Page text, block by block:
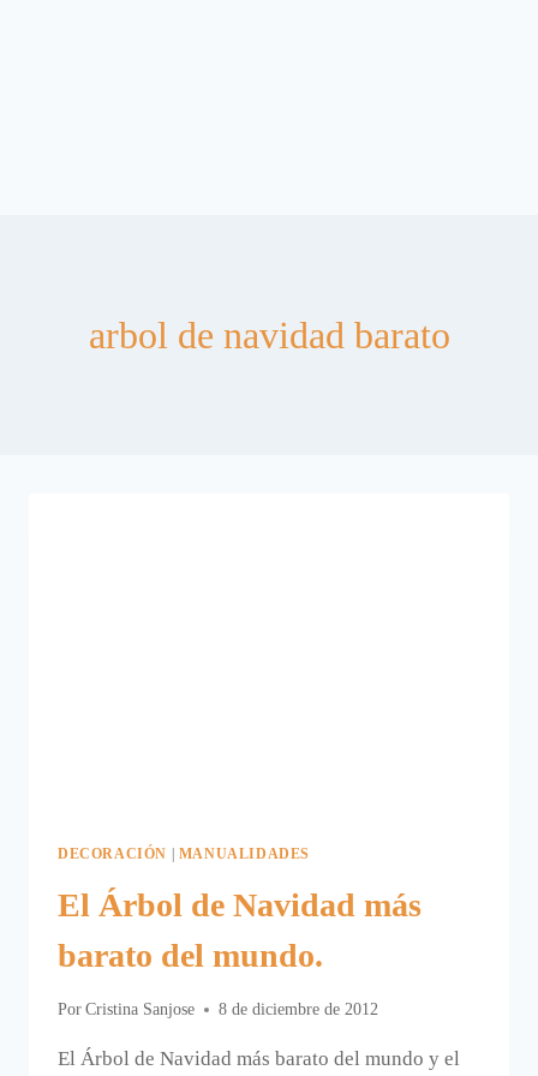
arbol de navidad barato
DECORACIÓN | MANUALIDADES
El Árbol de Navidad más
barato del mundo.
Por Cristina Sanjose 8 de diciembre de 2012
El Árbol de Navidad más barato del mundo y el